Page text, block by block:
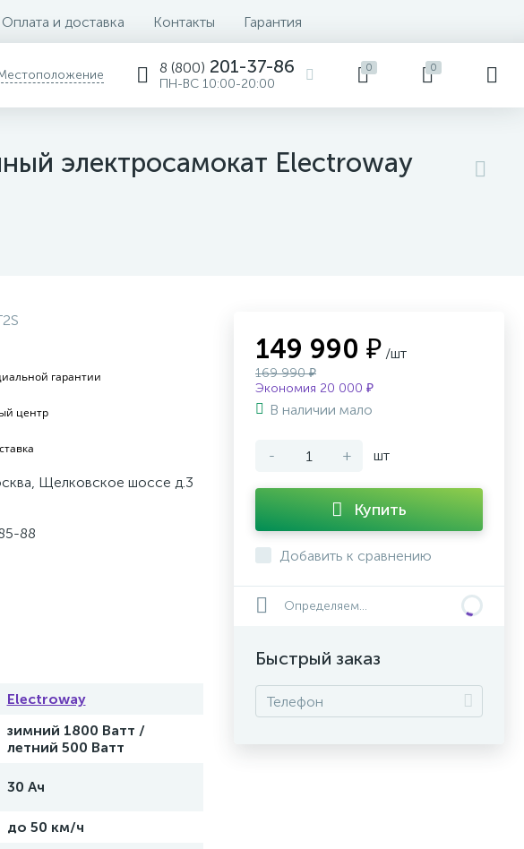
Оплата и доставка Контакты Гарантия
8 (800) 201-37-86
ПН-ВС 10:00-20:00
0 0
электросамокат Electroway
гарантии
центр
Щелковское шоссе д.3
88
Electroway
зимний 1800 Ватт /
летний 500 Ватт
30 Ач
до 50 км/ч
149 990 ₽ /шт
169 990 ₽
Экономия 20 000 ₽
В наличии мало
- + шт
Купить
Добавить к сравнению
Определяем...
Быстрый заказ